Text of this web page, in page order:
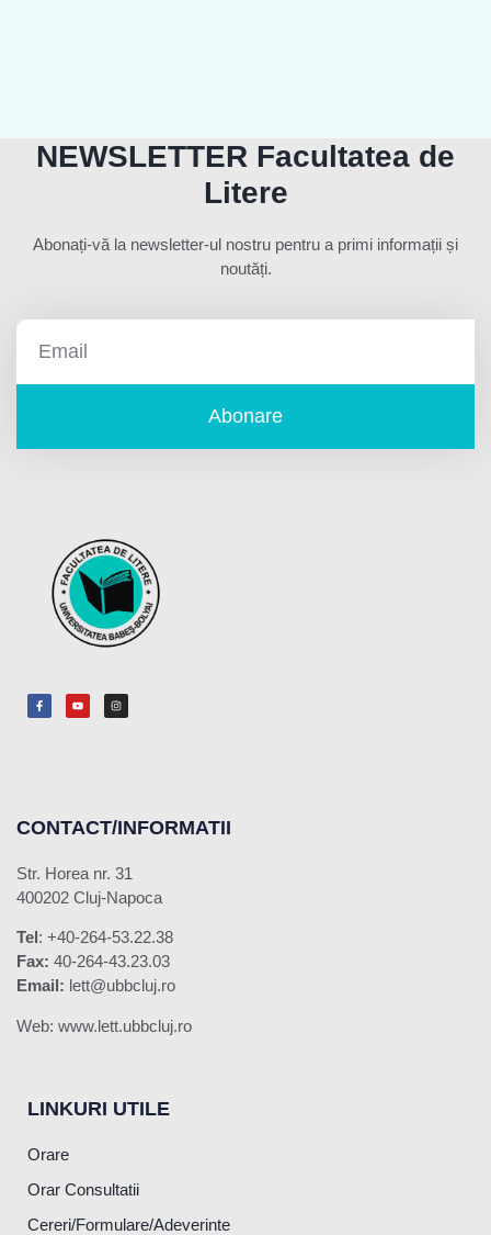
NEWSLETTER Facultatea de
Litere
Abonați-vă la newsletter-ul nostru pentru a primi informații și
noutăți.
Abonare
CONTACT/INFORMATII
Str. Horea nr. 31
400202 Cluj-Napoca
Tel: +40-264-53.22.38
Fax: 40-264-43.23.03
Email: lett@ubbcluj.ro
Web: www.lett.ubbcluj.ro
LINKURI UTILE
Orare
Orar Consultatii
Cereri/Formulare/Adeverinte